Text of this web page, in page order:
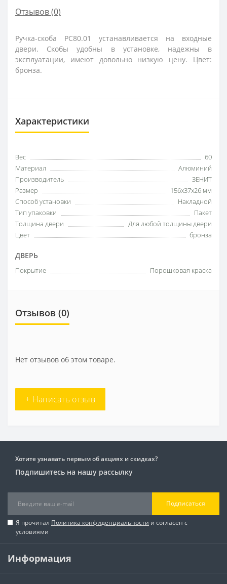
Отзывов (0)
Ручка-скоба РС80.01 устанавливается на входные
двери. Скобы удобны в установке, надежны в
эксплуатации, имеют довольно низкую цену. Цвет:
бронза.
Характеристики
Вес
60
Материал
Алюминий
Производитель
ЗЕНИТ
Размер
156x37x26 мм
Способ установки
Накладной
Тип упаковки
Пакет
Толщина двери
Для любой толщины двери
Цвет
бронза
ДВЕРЬ
Покрытие Порошковая краска
Отзывов (0)
Нет отзывов об этом товаре.
+ Написать отзыв
Хотите узнавать первым об акциях и скидках?
Подпишитесь на нашу рассылку
Подписаться
Я прочитал Политика конфиденциальности и согласен с
условиями
Информация